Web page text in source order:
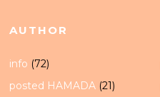
AUTHOR
info (72)
posted HAMADA (21)